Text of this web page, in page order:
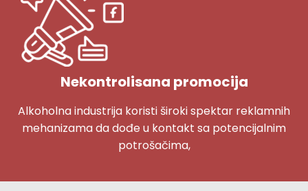
Nekontrolisana promocija
Alkoholna industrija koristi široki spektar reklamnih
mehanizama da dođe u kontakt sa potencijalnim
potrošačima,